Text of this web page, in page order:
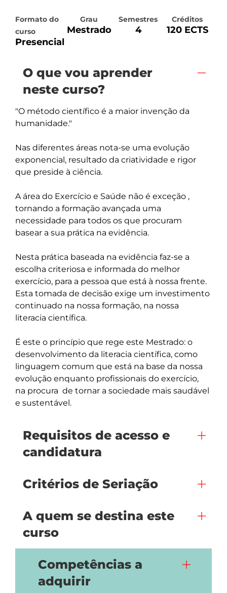
Formato do
curso
Presencial
Grau
Mestrado
Semestres
4
Créditos
120 ECTS
O que vou aprender
neste curso?
"O método científico é a maior invenção da
humanidade."
Nas diferentes áreas nota-se uma evolução
exponencial, resultado da criatividade e rigor
que preside à ciência.
A área do Exercício e Saúde não é exceção ,
tornando a formação avançada uma
necessidade para todos os que procuram
basear a sua prática na evidência.
Nesta prática baseada na evidência faz-se a
escolha criteriosa e informada do melhor
exercício, para a pessoa que está à nossa frente.
Esta tomada de decisão exige um investimento
continuado na nossa formação, na nossa
literacia científica.
É este o princípio que rege este Mestrado: o
desenvolvimento da literacia científica, como
linguagem comum que está na base da nossa
evolução enquanto profissionais do exercício,
na procura  de tornar a sociedade mais saudável
e sustentável.
Requisitos de acesso e
candidatura
Critérios de Seriação
A quem se destina este
curso
Competências a
adquirir